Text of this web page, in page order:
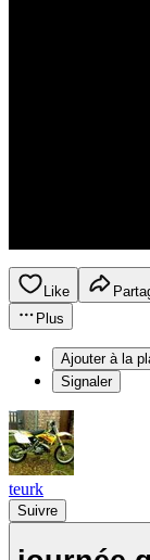
Like
Plus
Ajouter à la
Signaler
teurk
Suivre